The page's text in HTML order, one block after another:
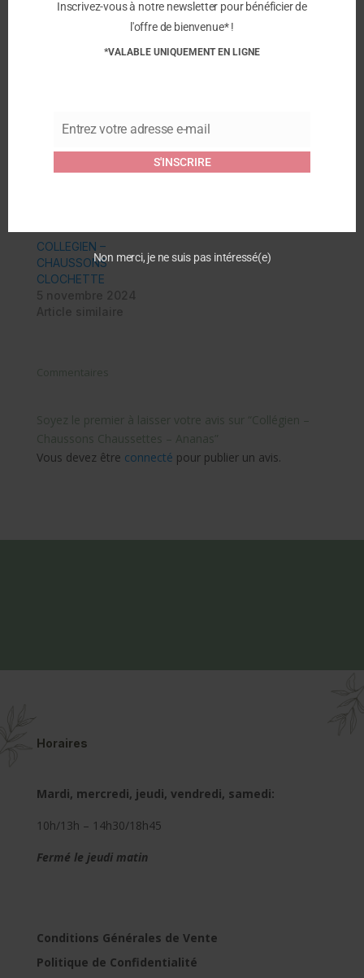
directement dans votre boîte de réception.
fabriqués avec soin, optez pour les chaussons
Similaire
Collégien – Chaussons
Chaussettes – Vanlife
Collégien – Chaussons
Chaussettes Arc-en-ciel
COLLEGIEN –
CHAUSSONS
CLOCHETTE
Commentaires
Soyez le premier à laisser votre avis sur “Collégien –
Chaussons Chaussettes – Ananas”
Vous devez être connecté pour publier un avis.
Horaires
Mardi, mercredi, jeudi, vendredi, samedi:
10h/13h – 14h30/18h45
Fermé le jeudi matin
Conditions Générales de Vente
Politique de Confidentialité
Inscrivez-vous à notre newsletter pour bénéficier de
l'offre de bienvenue* !
*VALABLE UNIQUEMENT EN LIGNE
Email
Entrez votre adresse e-mail
S'INSCRIRE
Non merci, je ne suis pas intéressé(e)